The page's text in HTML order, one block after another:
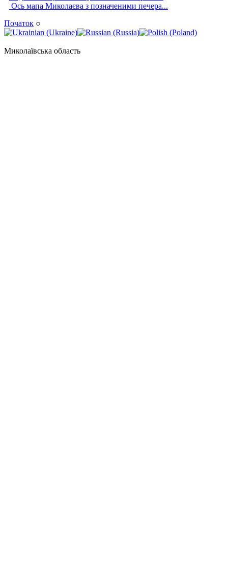
Ось мапа Миколаєва з позначеними печера...
Початок ○
Миколаївська область